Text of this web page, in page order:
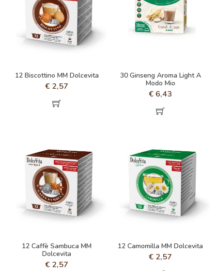
12 Biscottino MM Dolcevita
€ 2,57
30 Ginseng Aroma Light A
Modo Mio
€ 6,43
12 Caffè Sambuca MM
Dolcevita
€ 2,57
12 Camomilla MM Dolcevita
€ 2,57